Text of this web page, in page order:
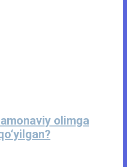
olimga